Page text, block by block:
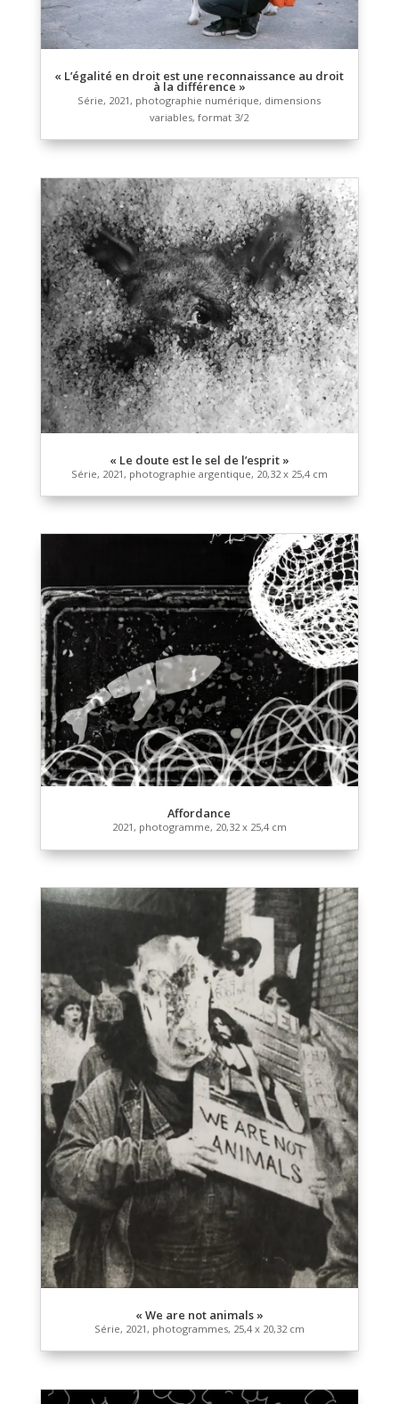
[…]
2022, reconstitution sur ordinateur d’une vidéo-
conçue pour être projetée sur le dessin/écritures
sur support papier, 3 min 28
à la différence »
Série, 2021, photographie numérique,
variables, format 3/2
« Le doute est le sel de l’esprit »
Série, 2021, photographie argentique, 20,32 x 25,4
Affordance